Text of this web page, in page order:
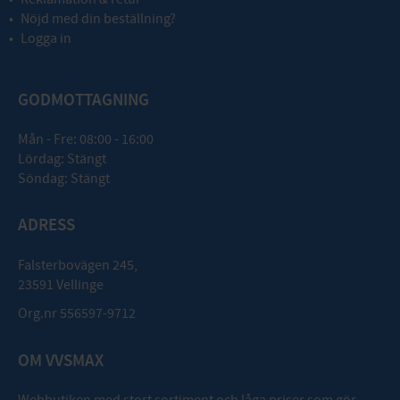
Nöjd med din beställning?
Logga in
GODMOTTAGNING
Mån - Fre: 08:00 - 16:00
Lördag: Stängt
Söndag: Stängt
ADRESS
Falsterbovägen 245,
23591 Vellinge
Org.nr 556597-9712
OM VVSMAX